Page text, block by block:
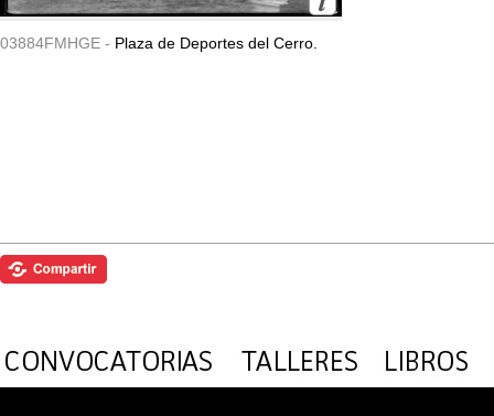
03884FMHGE - Plaza de Deportes del Cerro.